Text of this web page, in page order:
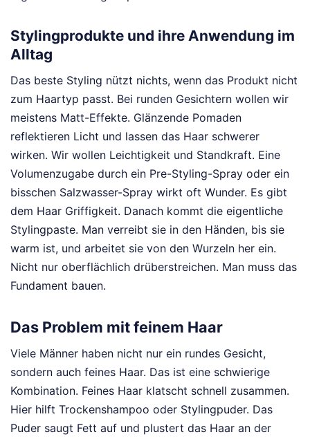
Stylingprodukte und ihre Anwendung im
Alltag
Das beste Styling nützt nichts, wenn das Produkt nicht
zum Haartyp passt. Bei runden Gesichtern wollen wir
meistens Matt-Effekte. Glänzende Pomaden
reflektieren Licht und lassen das Haar schwerer
wirken. Wir wollen Leichtigkeit und Standkraft. Eine
Volumenzugabe durch ein Pre-Styling-Spray oder ein
bisschen Salzwasser-Spray wirkt oft Wunder. Es gibt
dem Haar Griffigkeit. Danach kommt die eigentliche
Stylingpaste. Man verreibt sie in den Händen, bis sie
warm ist, und arbeitet sie von den Wurzeln her ein.
Nicht nur oberflächlich drüberstreichen. Man muss das
Fundament bauen.
Das Problem mit feinem Haar
Viele Männer haben nicht nur ein rundes Gesicht,
sondern auch feines Haar. Das ist eine schwierige
Kombination. Feines Haar klatscht schnell zusammen.
Hier hilft Trockenshampoo oder Stylingpuder. Das
Puder saugt Fett auf und plustert das Haar an der